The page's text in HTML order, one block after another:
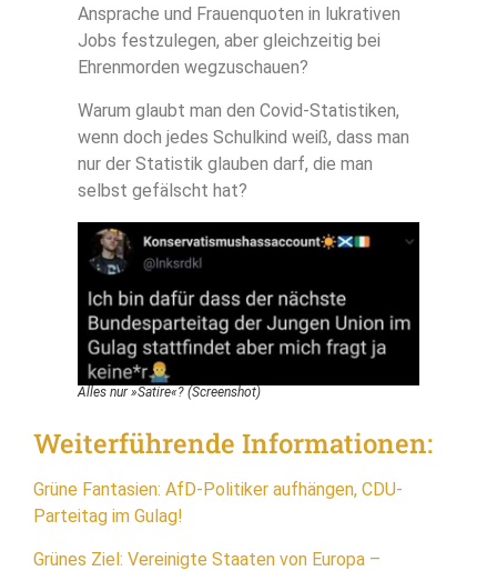
Ansprache und Frauenquoten in lukrativen
Jobs festzulegen, aber gleichzeitig bei
Ehrenmorden wegzuschauen?
Warum glaubt man den Covid-Statistiken,
wenn doch jedes Schulkind weiß, dass man
nur der Statistik glauben darf, die man
selbst gefälscht hat?
Alles nur »Satire«? (Screenshot)
Weiterführende Informationen:
Grüne Fantasien: AfD-Politiker aufhängen, CDU-
Parteitag im Gulag!
Grünes Ziel: Vereinigte Staaten von Europa –